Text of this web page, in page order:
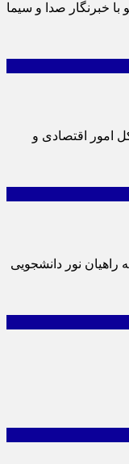
با خبرنگار صدا و سیما
امور اقتصادی و
اینکه راهیان نور دانشجویی